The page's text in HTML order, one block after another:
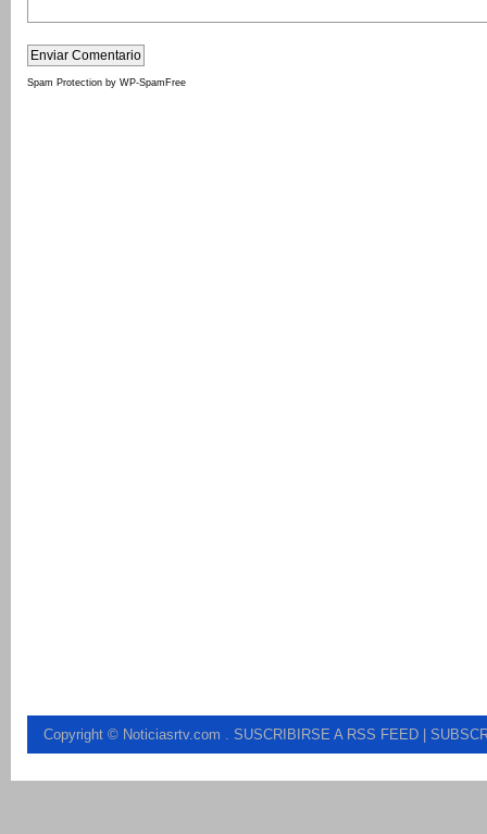
Spam Protection by WP-SpamFree
Copyright © Noticiasrtv.com . SUSCRIBIRSE A RSS FEED |